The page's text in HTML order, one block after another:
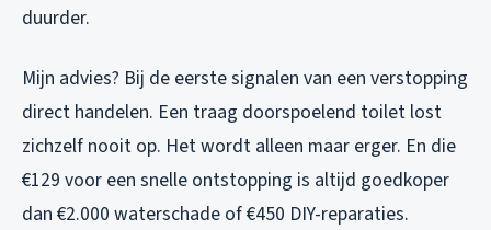
duurder.
Mijn advies? Bij de eerste signalen van een verstopping
direct handelen. Een traag doorspoelend toilet lost
zichzelf nooit op. Het wordt alleen maar erger. En die
€129 voor een snelle ontstopping is altijd goedkoper
dan €2.000 waterschade of €450 DIY-reparaties.